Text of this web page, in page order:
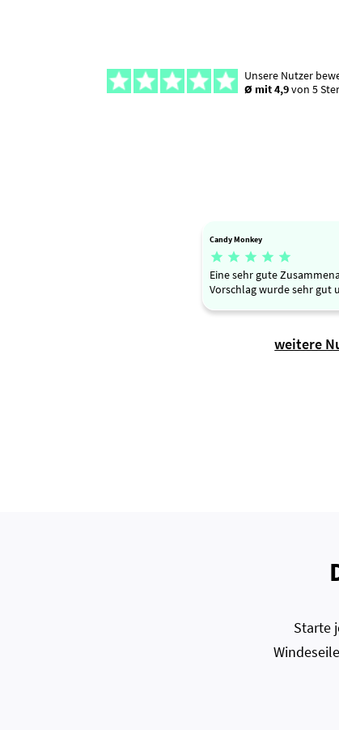
Unsere Nutzer
Ø mit 4,9von 5
Candy Monkey
    
Eine sehr gute
Vorschlag wurde sehr gut
weitere
Starte